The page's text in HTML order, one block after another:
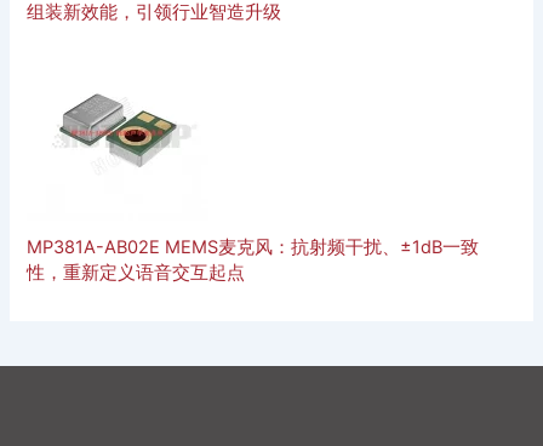
组装新效能，引领行业智造升级
MP381A-AB02E MEMS麦克风：抗射频干扰、±1dB一致
性，重新定义语音交互起点